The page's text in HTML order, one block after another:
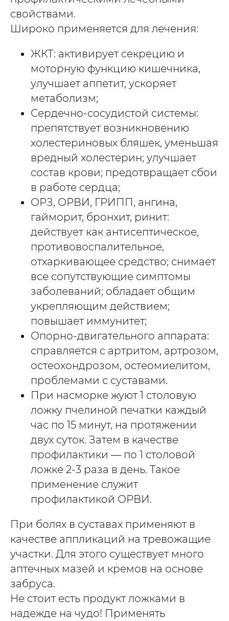
свойствами.
Широко применяется для лечения:
ЖКТ: активирует секрецию и
моторную функцию кишечника,
улучшает аппетит, ускоряет
метаболизм;
Сердечно-сосудистой системы:
препятствует возникновению
холестериновых бляшек, уменьшая
вредный холестерин; улучшает
состав крови; предотвращает сбои
в работе сердца;
ОРЗ, ОРВИ, ГРИПП, ангина,
гайморит, бронхит, ринит:
действует как антисептическое,
противовоспалительное,
отхаркивающее средство; снимает
все сопутствующие симптомы
заболеваний; обладает общим
укрепляющим действием;
повышает иммунитет;
Опорно-двигательного аппарата:
справляется с артритом, артрозом,
остеохондрозом, остеомиелитом,
проблемами с суставами.
При насморке жуют 1 столовую
ложку пчелиной печатки каждый
час по 15 минут, на протяжении
двух суток. Затем в качестве
профилактики — по 1 столовой
ложке 2-3 раза в день. Такое
применение служит
профилактикой ОРВИ.
При болях в суставах применяют в
качестве аппликаций на тревожащие
участки. Для этого существует много
аптечных мазей и кремов на основе
забруса.
Не стоит есть продукт ложками в
надежде на чудо! Применять